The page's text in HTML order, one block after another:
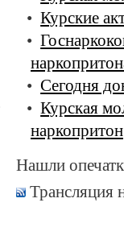
Курские
Сегодня
Курская
наркопритон
Нашли
Трансляция